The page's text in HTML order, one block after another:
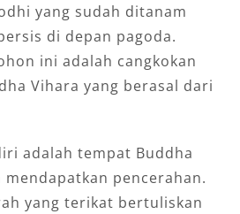
yang sudah ditanam
di depan pagoda.
ini adalah cangkokan
Vihara yang berasal dari
adalah tempat Buddha
mendapatkan pencerahan.
yang terikat bertuliskan